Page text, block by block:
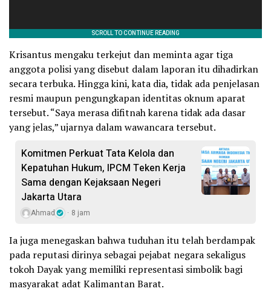
Krisantus mengaku terkejut dan meminta agar tiga
anggota polisi yang disebut dalam laporan itu dihadirkan
secara terbuka. Hingga kini, kata dia, tidak ada penjelasan
resmi maupun pengungkapan identitas oknum aparat
tersebut. “Saya merasa difitnah karena tidak ada dasar
yang jelas,” ujarnya dalam wawancara tersebut.
Komitmen Perkuat Tata Kelola dan
Kepatuhan Hukum, IPCM Teken Kerja
Sama dengan Kejaksaan Negeri
Jakarta Utara
Ahmad 8 jam
Ia juga menegaskan bahwa tuduhan itu telah berdampak
pada reputasi dirinya sebagai pejabat negara sekaligus
tokoh Dayak yang memiliki representasi simbolik bagi
masyarakat adat Kalimantan Barat.